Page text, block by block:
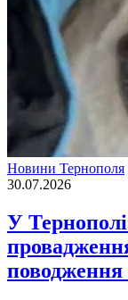
Новини Тернополя
30.07.2026
У
поводження